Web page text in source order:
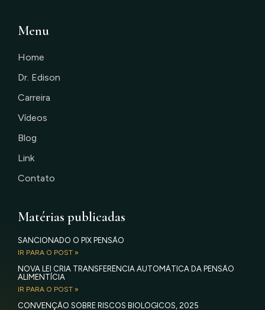
Menu
Home
Dr. Edison
Carreira
Vídeos
Blog
Link
Contato
Matérias publicadas
SANCIONADO O PIX PENSÃO
IR PARA O POST »
NOVA LEI CRIA TRANSFERÊNCIA AUTOMÁTICA DA PENSÃO
ALIMENTÍCIA
IR PARA O POST »
CONVENÇÃO SOBRE RISCOS BIOLÓGICOS, 2025